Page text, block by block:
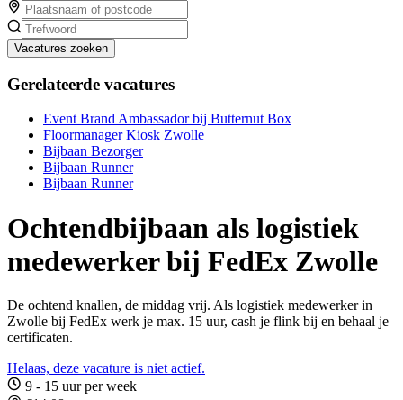
Vacatures zoeken
Gerelateerde vacatures
Event Brand Ambassador bij Butternut Box
Floormanager Kiosk Zwolle
Bijbaan Bezorger
Bijbaan Runner
Bijbaan Runner
Ochtendbijbaan als logistiek
medewerker bij FedEx Zwolle
De ochtend knallen, de middag vrij. Als logistiek medewerker in
Zwolle bij FedEx werk je max. 15 uur, cash je flink bij en behaal je
certificaten.
Helaas, deze vacature is niet actief.
9 - 15 uur per week